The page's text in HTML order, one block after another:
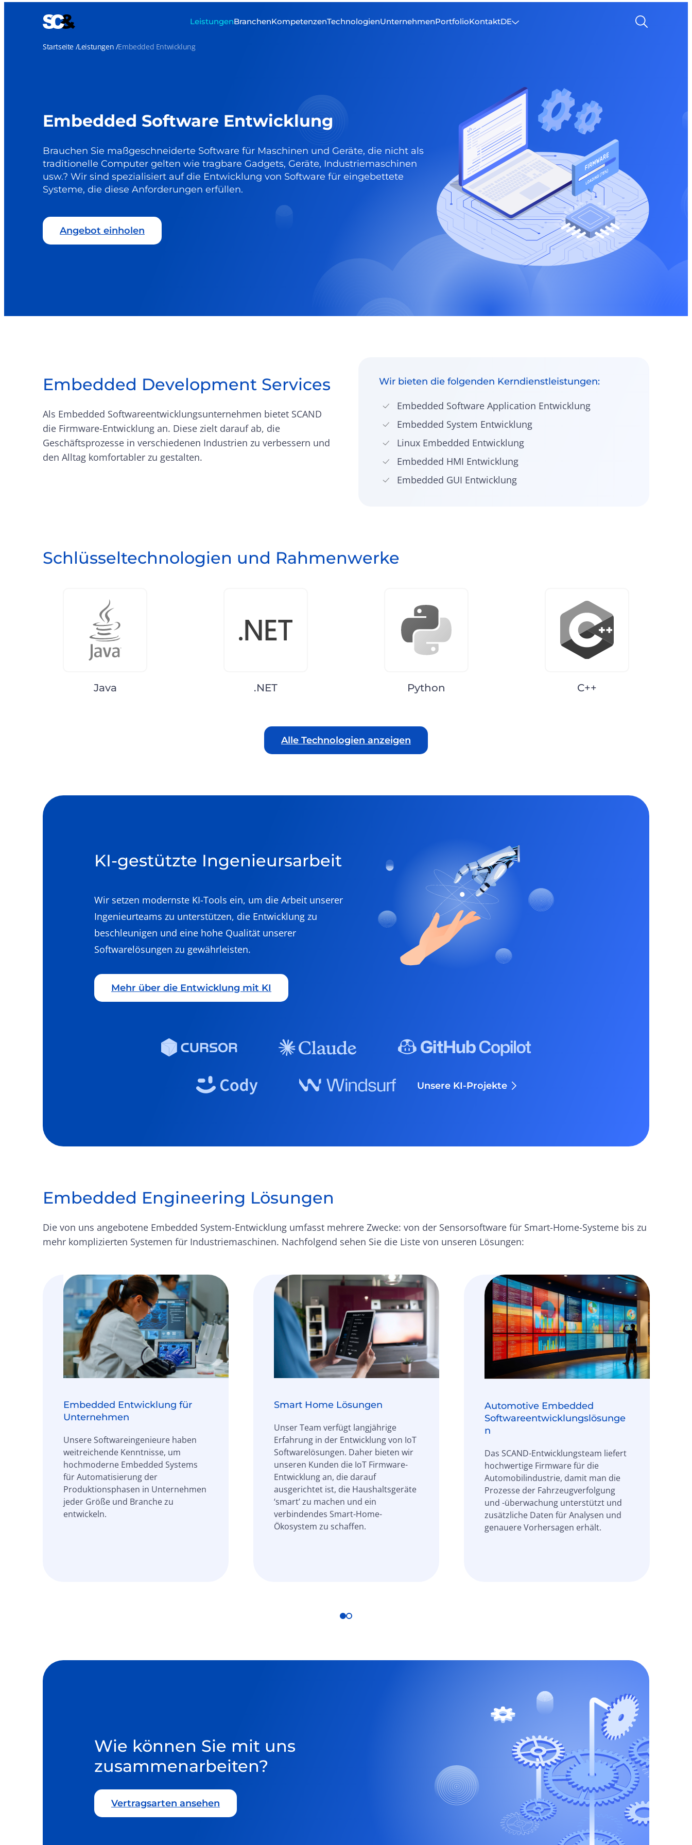
LeistungenBranchenKompetenzenTechnologienUnternehmenPortfolioKontaktDE
Startseite Leistungen Embedded Entwicklung
Embedded Software Entwicklung
Brauchen Sie maßgeschneiderte Software für Maschinen und Geräte, die nicht als
traditionelle Computer gelten wie tragbare Gadgets, Geräte, Industriemaschinen
usw.? Wir sind spezialisiert auf die Entwicklung von Software für eingebettete
Systeme, die diese Anforderungen erfüllen.
Angebot einholen
Embedded Development Services
Als Embedded Softwareentwicklungsunternehmen bietet SCAND
die Firmware-Entwicklung an. Diese zielt darauf ab, die
Geschäftsprozesse in verschiedenen Industrien zu verbessern und
den Alltag komfortabler zu gestalten.
Wir bieten die folgenden Kerndienstleistungen:
Embedded Software Application Entwicklung
Embedded System Entwicklung
Linux Embedded Entwicklung
Embedded HMI Entwicklung
Embedded GUI Entwicklung
Schlüsseltechnologien und Rahmenwerke
Java .NET Python C++
Alle Technologien anzeigen
KI-gestützte Ingenieursarbeit
Wir setzen modernste KI-Tools ein, um die Arbeit unserer
Ingenieurteams zu unterstützen, die Entwicklung zu
beschleunigen und eine hohe Qualität unserer
Softwarelösungen zu gewährleisten.
Mehr über die Entwicklung mit KI
Unsere KI-Projekte
Embedded Engineering Lösungen
Die von uns angebotene Embedded System-Entwicklung umfasst mehrere Zwecke: von der Sensorsoftware für Smart-Home-Systeme bis zu
mehr komplizierten Systemen für Industriemaschinen. Nachfolgend sehen Sie die Liste von unseren Lösungen:
Embedded Entwicklung für
Unternehmen
Unsere Softwareingenieure haben
weitreichende Kenntnisse, um
hochmoderne Embedded Systems
für Automatisierung der
Produktionsphasen in Unternehmen
jeder Größe und Branche zu
entwickeln.
Smart Home Lösungen
Unser Team verfügt langjährige
Erfahrung in der Entwicklung von IoT
Softwarelösungen. Daher bieten wir
unseren Kunden die IoT Firmware-
Entwicklung an, die darauf
ausgerichtet ist, die Haushaltsgeräte
‘smart’ zu machen und ein
verbindendes Smart-Home-
Ökosystem zu schaffen.
Automotive Embedded
Softwareentwicklungslösunge
n
Das SCAND-Entwicklungsteam liefert
hochwertige Firmware für die
Automobilindustrie, damit man die
Prozesse der Fahrzeugverfolgung
und -überwachung unterstützt und
zusätzliche Daten für Analysen und
genauere Vorhersagen erhält.
Wie können Sie mit uns
zusammenarbeiten?
Vertragsarten ansehen